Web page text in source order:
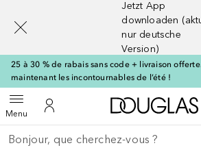
Jetzt App
downloaden
nur deutsche
Version)
25 à 30 % de rabais sans code + livraison
maintenant les incontournables de l’été !
MenuOuvrir le menuVers Mon Compte
Retourner
Exécuter la recherche
[navigation.slideout.screenreader]